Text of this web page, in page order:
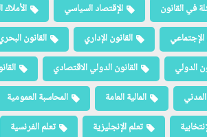
في القانون الإقتصاد السياسي الأملاك
الإجتماعي القانون الإداري القانون
الدولي القانون الدولي الاقتصادي
المالية العامة المحاسبة العمومية
تعلم الإنجليزية تعلم الفرنسية